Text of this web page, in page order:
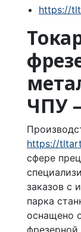
https://
ЧПУ
https://
сфере
заказов с
парка
оснащено